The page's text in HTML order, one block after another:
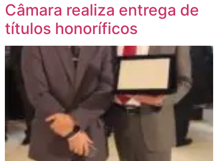
Câmara realiza entrega de
títulos honoríficos